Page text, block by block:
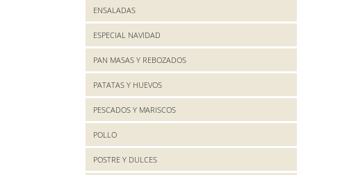
ENSALADAS
ESPECIAL NAVIDAD
PAN MASAS Y REBOZADOS
PATATAS Y HUEVOS
PESCADOS Y MARISCOS
POLLO
POSTRE Y DULCES